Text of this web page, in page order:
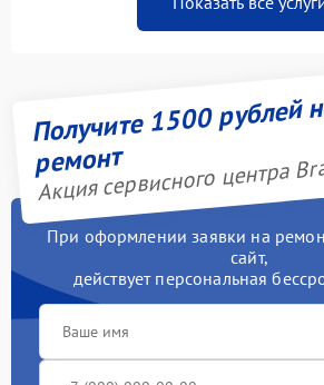
Получите 1500 рублей
ремонт
Акция сервисного центра
При оформлении заявки на
сайт,
действует персональная